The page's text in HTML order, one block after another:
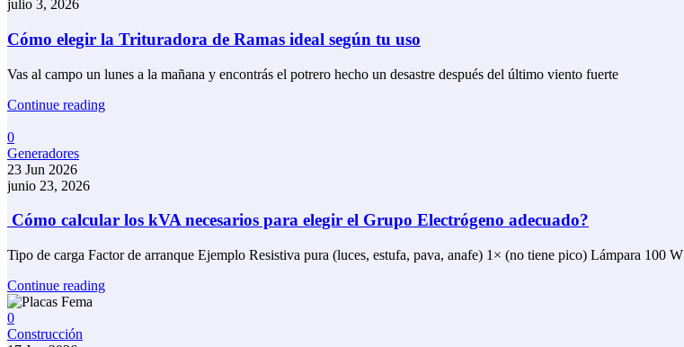
julio 3, 2026
Cómo elegir la Trituradora de Ramas ideal según tu uso
Vas al campo un lunes a la mañana y encontrás el potrero hecho un desastre después del último viento fuerte
Continue reading
0
Generadores
23 Jun 2026
junio 23, 2026
Cómo calcular los kVA necesarios para elegir el Grupo Electrógeno adecuado?
Tipo de carga Factor de arranque Ejemplo Resistiva pura (luces, estufa, pava, anafe) 1× (no tiene pico) Lámpara 100 W
Continue reading
0
Construcción